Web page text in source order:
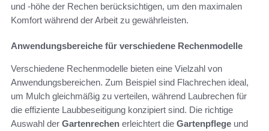
und -höhe der Rechen berücksichtigen, um den maximalen
Komfort während der Arbeit zu gewährleisten.
Anwendungsbereiche für verschiedene Rechenmodelle
Verschiedene Rechenmodelle bieten eine Vielzahl von
Anwendungsbereichen. Zum Beispiel sind Flachrechen ideal,
um Mulch gleichmäßig zu verteilen, während Laubrechen für
die effiziente Laubbeseitigung konzipiert sind. Die richtige
Auswahl der Gartenrechen erleichtert die Gartenpflege und